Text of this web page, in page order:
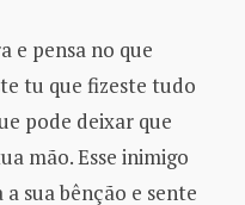
e pensa no que
tu que fizeste tudo
pode deixar que
mão. Esse inimigo
sua bênção e sente